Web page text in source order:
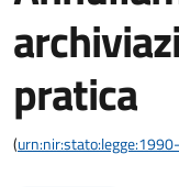
pratica
(